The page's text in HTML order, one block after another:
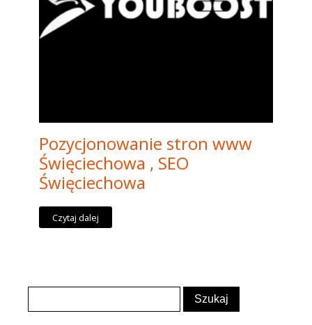
Pozycjonowanie stron www
Święciechowa , SEO
Święciechowa
Czytaj dalej